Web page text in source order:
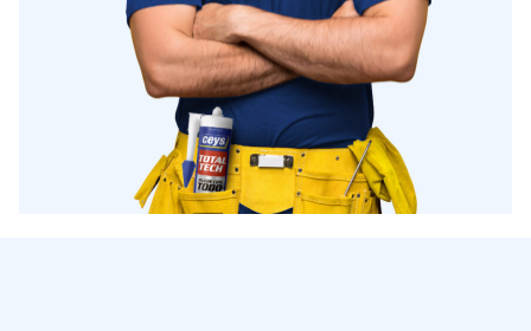
analisar o nosso tráfego. Também partilhamos
informações acerca da sua utilização do site com os
nossos parceiros de redes sociais, de publicidade e de
análise, que as podem combinar com outras informações
que lhes forneceu ou recolhidas por estes a partir da sua
utilização dos respetivos serviços.